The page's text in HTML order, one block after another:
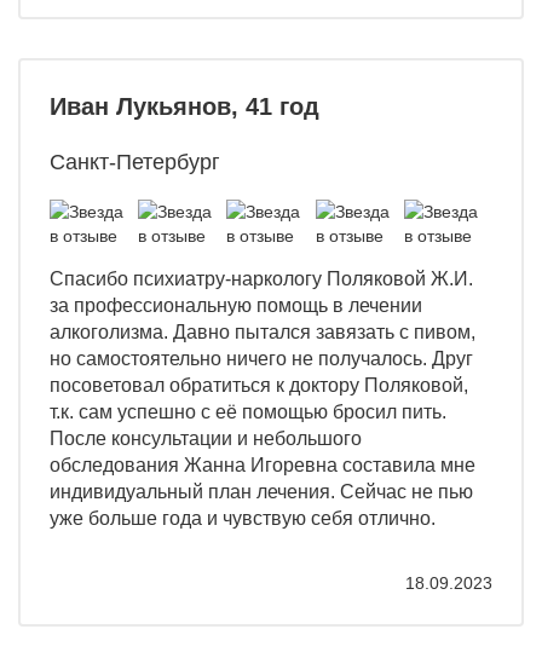
Иван Лукьянов, 41 год
Санкт-Петербург
Спасибо психиатру-наркологу Поляковой Ж.И.
за профессиональную помощь в лечении
алкоголизма. Давно пытался завязать с пивом,
но самостоятельно ничего не получалось. Друг
посоветовал обратиться к доктору Поляковой,
т.к. сам успешно с её помощью бросил пить.
После консультации и небольшого
обследования Жанна Игоревна составила мне
индивидуальный план лечения. Сейчас не пью
уже больше года и чувствую себя отлично.
18.09.2023